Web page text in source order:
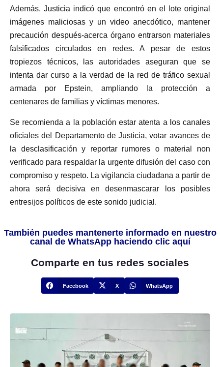
Además, Justicia indicó que encontró en el lote original
imágenes maliciosas y un video anecdótico, mantener
precaución después-acerca órgano entrarson materiales
falsificados circulados en redes. A pesar de estos
tropiezos técnicos, las autoridades aseguran que se
intenta dar curso a la verdad de la red de tráfico sexual
armada por Epstein, ampliando la protección a
centenares de familias y víctimas menores.
Se recomienda a la población estar atenta a los canales
oficiales del Departamento de Justicia, votar avances de
la desclasificación y reportar rumores o material non
verificado para respaldar la urgente difusión del caso con
compromiso y respeto. La vigilancia ciudadana a partir de
ahora será decisiva en desenmascarar los posibles
entresijos políticos de este sonido judicial.
También puedes mantenerte informado en nuestro
canal de WhatsApp haciendo clic aquí
Comparte en tus redes sociales
Facebook X WhatsApp